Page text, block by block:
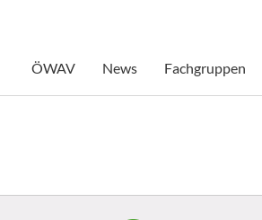
ÖWAV News Fachgruppen